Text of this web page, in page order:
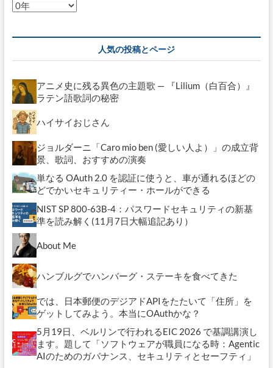
ア
ブ
人気の投稿とページ
アニメ史に残る異色の主題歌 — 『Lilium（白百合）』
ラテン語歌詞の秘密
ハイサイおじさん
ジョルダーニ「Caro mio ben (愛しい人よ）」の成立背
景、歌詞、おすすめの演奏
単なる OAuth 2.0 を認証に使うと、車が通れるほどの
どでかいセキュリティー・ホールができる
NIST SP 800-63B-4：パスワードセキュリティの新基
準を読み解く(11月7日大幅追記あり）
About Me
ハンブルグでハンバーグ・ステーキを食べてきた
では、日本郵便のデジアドAPIをたたいて「住所」を
ゲットしてみよう。本当にOAuthかな？
5月19日、ベルリンで行われるEIC 2026 で基調講演し
ます。題して「ソフトウェアが職員になる時：Agentic
AIのためのガバナンス、セキュリティとセーフティ」